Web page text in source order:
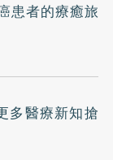
患者的療癒旅
多醫療新知搶